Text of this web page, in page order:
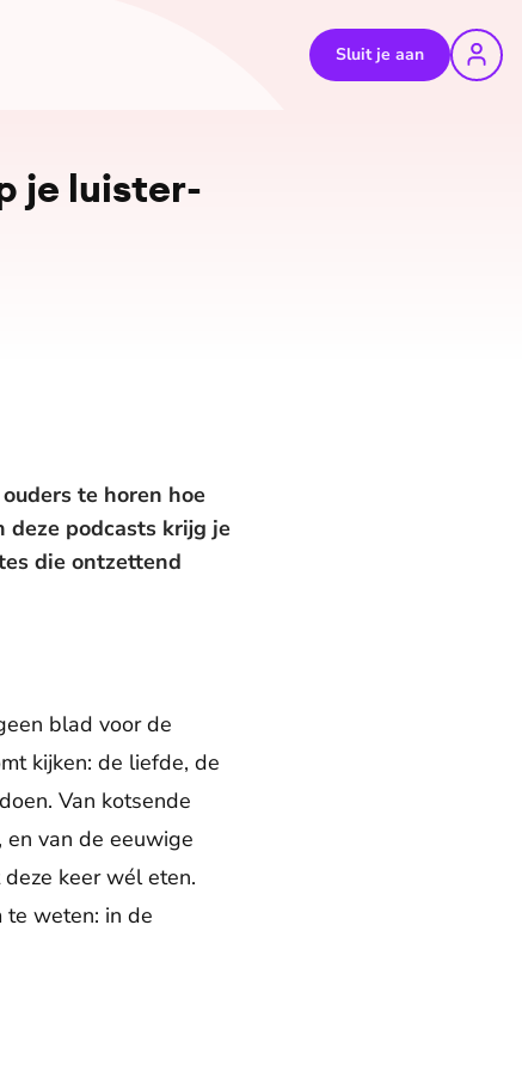
Sluit je aan
je luis­ter­
te horen hoe
podcasts krijg je
die ontzettend
blad voor de
kijken: de liefde, de
Van kotsende
van de eeuwige
keer wél eten.
te weten: in de